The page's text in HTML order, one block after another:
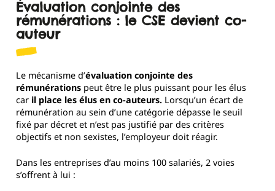
Évaluation conjointe des
rémunérations : le CSE devient co-
auteur
Le mécanisme d’évaluation conjointe des
rémunérationspeut être le plus puissant pour les élus
car il place les élus en co-auteurs. Lorsqu’un écart de
rémunération au sein d’une catégorie dépasse le seuil
fixé par décret et n’est pas justifié par des critères
objectifs et non sexistes, l’employeur doit réagir.
Dans les entreprises d’au moins 100 salariés, 2 voies
s’offrent à lui :